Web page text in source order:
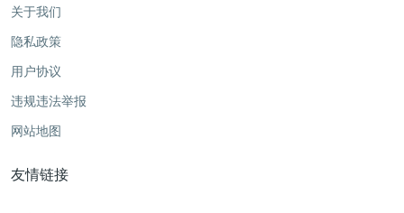
关于我们
隐私政策
用户协议
违规违法举报
网站地图
友情链接